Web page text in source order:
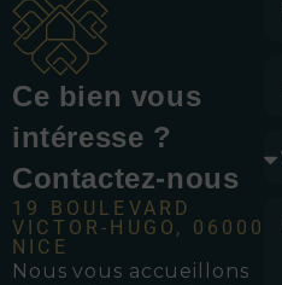
Ce bien vous
intéresse ?
Contactez-nous
19 BOULEVARD
VICTOR-HUGO, 06000
NICE
Nous vous accueillons